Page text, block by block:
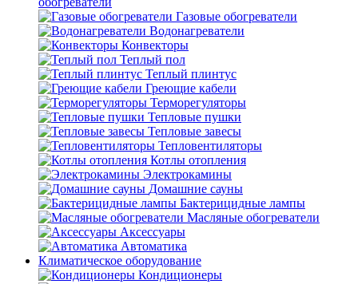
Газовые обогреватели
Водонагреватели
Конвекторы
Теплый пол
Теплый плинтус
Греющие кабели
Терморегуляторы
Тепловые пушки
Тепловые завесы
Тепловентиляторы
Котлы отопления
Электрокамины
Домашние сауны
Бактерицидные лампы
Масляные обогреватели
Аксессуары
Автоматика
Климатическое оборудование
Кондиционеры